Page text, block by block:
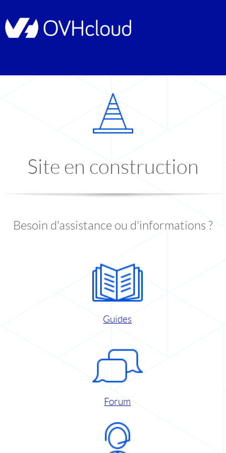
Site en construction
Besoin d'assistance ou d'informations ?
Guides
Forum